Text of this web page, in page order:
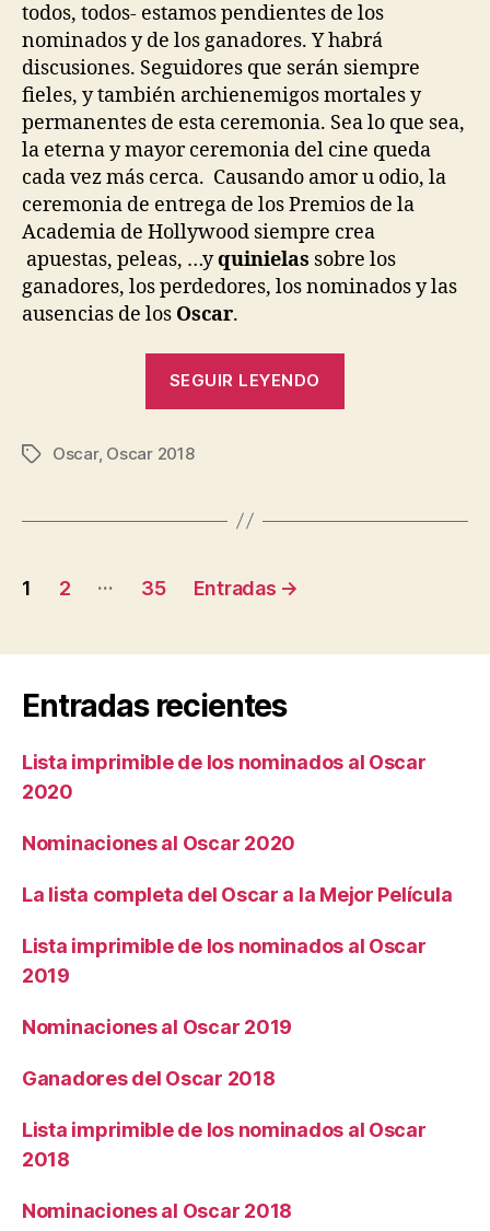
todos, todos- estamos pendientes de los
nominados y de los ganadores. Y habrá
discusiones. Seguidores que serán siempre
fieles, y también archienemigos mortales y
permanentes de esta ceremonia. Sea lo que sea,
la eterna y mayor ceremonia del cine queda
cada vez más cerca. Causando amor u odio, la
ceremonia de entrega de los Premios de la
Academia de Hollywood siempre crea
apuestas, peleas, …yquinielas sobre los
ganadores, los perdedores, los nominados y las
ausencias de los Oscar.
SEGUIR LEYENDO
Etiquetas
Oscar, Oscar 2018
Navegación
entradas
1 2 … 35 Entradas →
Entradas recientes
Lista imprimible de los nominados al Oscar
2020
Nominaciones al Oscar 2020
La lista completa del Oscar a la Mejor Película
Lista imprimible de los nominados al Oscar
2019
Nominaciones al Oscar 2019
Ganadores del Oscar 2018
Lista imprimible de los nominados al Oscar
2018
Nominaciones al Oscar 2018